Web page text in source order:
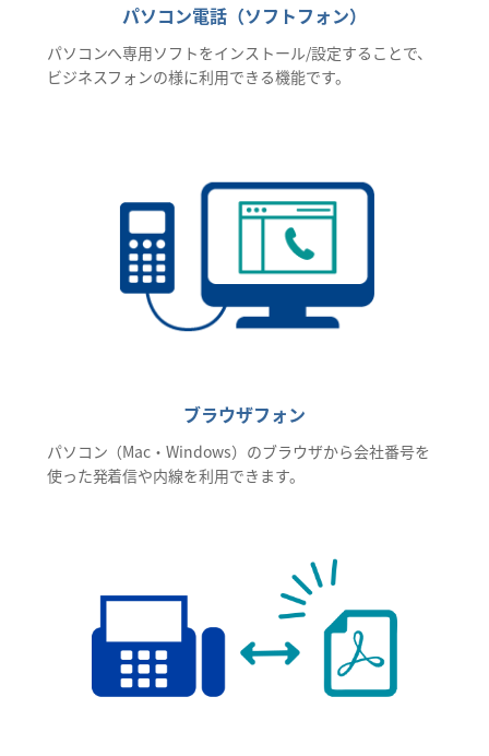
パソコン電話（ソフトフォン）
パソコンへ専用ソフトをインストール/設定することで、
ビジネスフォンの様に利用できる機能です。
ブラウザフォン
パソコン（Mac・Windows）のブラウザから会社番号を
使った発着信や内線を利用できます。